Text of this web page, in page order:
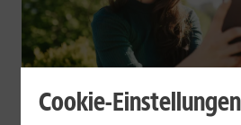
Cookie-Einstellungen